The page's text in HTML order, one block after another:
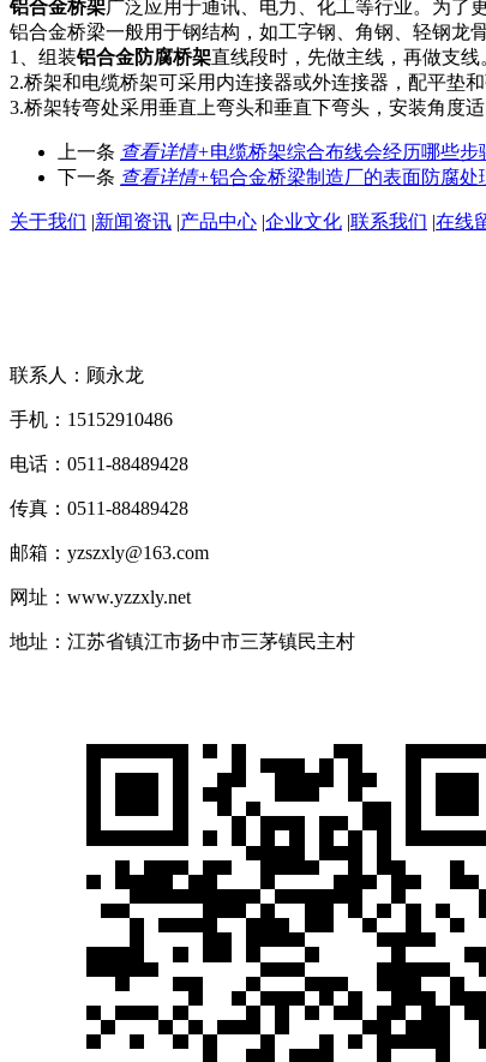
铝合金桥架广泛应用于通讯、电力、化工等行业。为了
铝合金桥梁一般用于钢结构，如工字钢、角钢、轻钢龙
1、组装铝合金防腐桥架直线段时，先做主线，再做支
2.桥架和电缆桥架可采用内连接器或外连接器，配平垫
3.桥架转弯处采用垂直上弯头和垂直下弯头，安装角度适
上一条 查看详情+电缆桥架综合布线会经历哪些步
下一条 查看详情+铝合金桥梁制造厂的表面防腐处
关于我们 |新闻资讯 |产品中心 |企业文化 |联系我们 |在线
联系人：顾永龙
手机：15152910486
电话：0511-88489428
传真：0511-88489428
邮箱：yzszxly@163.com
网址：www.yzzxly.net
地址：江苏省镇江市扬中市三茅镇民主村